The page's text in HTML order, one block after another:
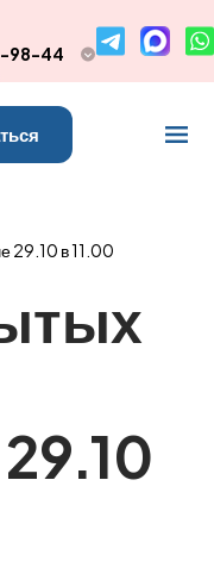
98-44
29.10 в 11.00